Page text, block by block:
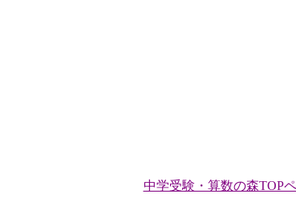
中学受験・算数の森TOP